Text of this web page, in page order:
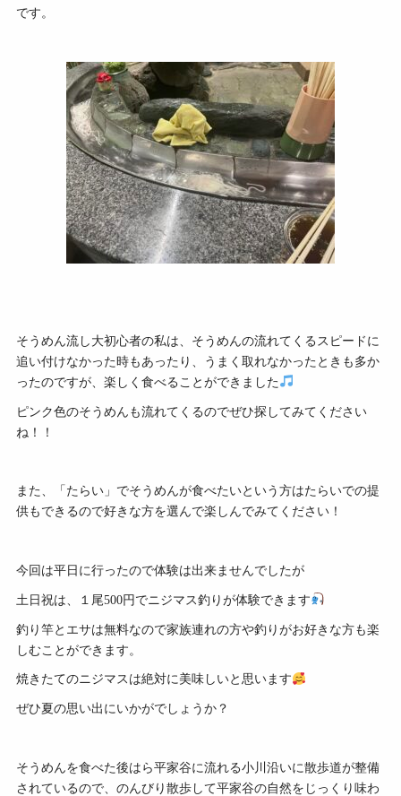
です。
そうめん流し大初心者の私は、そうめんの流れてくるスピードに
追い付けなかった時もあったり、うまく取れなかったときも多か
ったのですが、楽しく食べることができました
ピンク色のそうめんも流れてくるのでぜひ探してみてください
ね！！
また、「たらい」でそうめんが食べたいという方はたらいでの提
供もできるので好きな方を選んで楽しんでみてください！
今回は平日に行ったので体験は出来ませんでしたが
土日祝は、１尾500円でニジマス釣りが体験できます
釣り竿とエサは無料なので家族連れの方や釣りがお好きな方も楽
しむことができます。
焼きたてのニジマスは絶対に美味しいと思います
ぜひ夏の思い出にいかがでしょうか？
そうめんを食べた後はら平家谷に流れる小川沿いに散歩道が整備
されているので、のんびり散歩して平家谷の自然をじっくり味わ